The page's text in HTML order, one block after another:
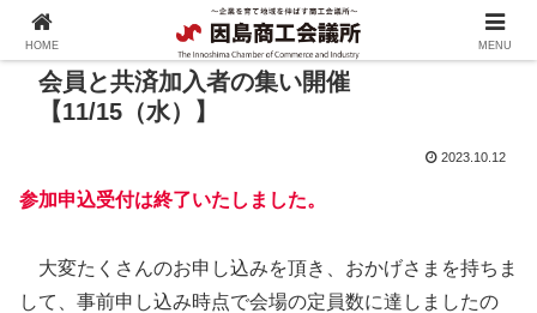
会員と共済加入者の集い開催
【11/15（水）】
2023.10.12
参加申込受付は終了いたしました。
大変たくさんのお申し込みを頂き、おかげさまを持ちま
して、事前申し込み時点で会場の定員数に達しましたの
HOME MENU